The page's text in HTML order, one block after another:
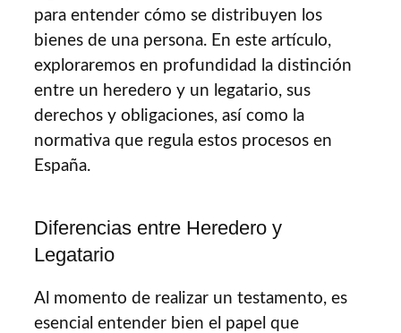
para entender cómo se distribuyen los
bienes de una persona. En este artículo,
exploraremos en profundidad la distinción
entre un heredero y un legatario, sus
derechos y obligaciones, así como la
normativa que regula estos procesos en
España.
Diferencias entre Heredero y
Legatario
Al momento de realizar un testamento, es
esencial entender bien el papel que